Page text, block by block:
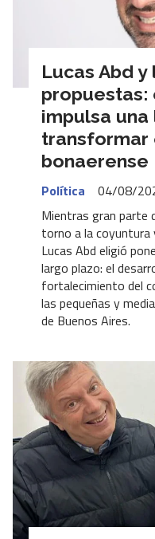
Lucas Abd
impulsa una
transformar
bonaerense
Política
04/08/
Mientras gran parte
torno a la coyuntura
Lucas Abd eligió
largo plazo: el
fortalecimiento del
las pequeñas y
de Buenos Aires.